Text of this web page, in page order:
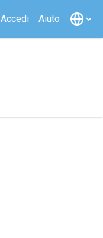
Accedi Aiuto